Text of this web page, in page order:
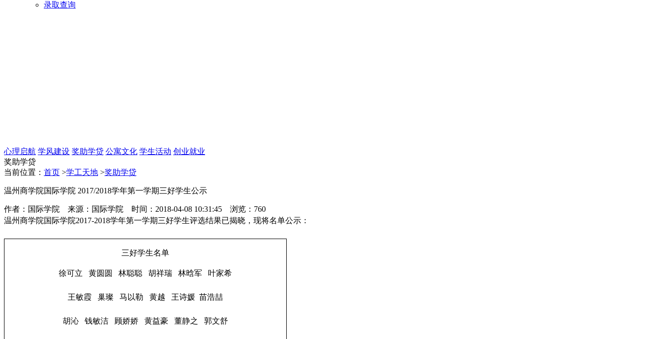
录取查询
心理启航 学风建设 奖助学贷 公寓文化 学生活动 创业就业
奖助学贷
当前位置： 首页 >学工天地 >奖助学贷
温州商学院国际学院 2017/2018学年第一学期三好学生公示
作者：国际学院 来源：国际学院 时间：2018-04-08 10:31:45 浏览： 760
温州商学院国际学院2017-2018学年第一学期三好学生评选结果已揭晓，现将名单公示：
三好学生名单
徐可立 黄圆圆 林聪聪 胡祥瑞 林晗军 叶家希
王敏霞 巢璨 马以勒 黄越 王诗媛 苗浩喆
胡沁 钱敏洁 顾娇娇 黄益豪 董静之 郭文舒